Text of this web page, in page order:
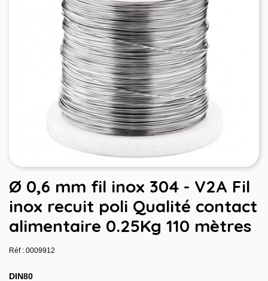
Ø 0,6 mm fil inox 304 - V2A Fil
inox recuit poli Qualité contact
alimentaire 0.25Kg 110 mètres
Réf : 0009912
DIN80